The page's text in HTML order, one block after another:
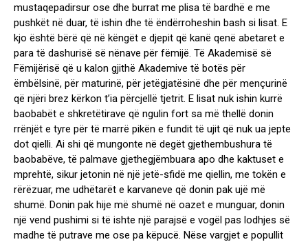
mustaqepadirsur ose dhe burrat me plisa të bardhë e me
pushkët në duar, të ishin dhe të ëndërroheshin bash si lisat. E
kjo është bërë që në këngët e djepit që kanë qenë abetaret e
para të dashurisë së nënave për fëmijë. Të Akademisë së
Fëmijërisë që u kalon gjithë Akademive të botës për
ëmbëlsinë, për maturinë, për jetëgjatësinë dhe për mençurinë
që njëri brez kërkon t’ia përcjellë tjetrit. E lisat nuk ishin kurrë
baobabët e shkretëtirave që ngulin fort sa më thellë donin
rrënjët e tyre për të marrë pikën e fundit të ujit që nuk ua jepte
dot qielli. Ai shi që mungonte në degët gjethembushura të
baobabëve, të palmave gjethegjëmbuara apo dhe kaktuset e
mprehtë, sikur jetonin në një jetë-sfidë me qiellin, me tokën e
rërëzuar, me udhëtarët e karvaneve që donin pak ujë më
shumë. Donin pak hije më shumë në oazet e munguar, donin
një vend pushimi si të ishte një parajsë e vogël pas lodhjes së
madhe të putrave me ose pa këpucë. Nëse vargjet e popullit